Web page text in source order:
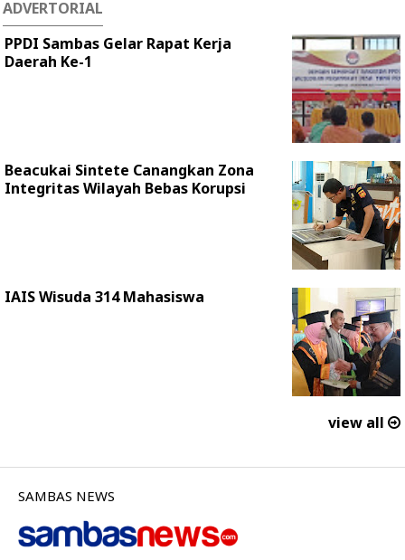
ADVERTORIAL
PPDI Sambas Gelar Rapat Kerja
Daerah Ke-1
Beacukai Sintete Canangkan Zona
Integritas Wilayah Bebas Korupsi
IAIS Wisuda 314 Mahasiswa
view all
SAMBAS NEWS